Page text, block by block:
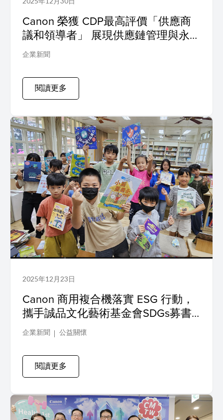
Canon 榮獲 CDP最高評價「供應商
議和領導者」 展現供應鏈管理與永續
治理的卓越表現
企業新聞
閱讀更多
2025年12月23日
Canon 商用複合機落實 ESG 行動，
攜手誠品文化藝術基金會SDGs募書
計畫推動永續教育，打造偏鄉孩子與
世界的連結
企業新聞 公益關懷
閱讀更多